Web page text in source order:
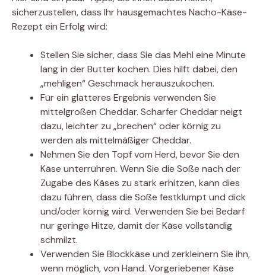
sicherzustellen, dass Ihr hausgemachtes Nacho-Käse-
Rezept ein Erfolg wird:
Stellen Sie sicher, dass Sie das Mehl eine Minute
lang in der Butter kochen. Dies hilft dabei, den
„mehligen“ Geschmack herauszukochen.
Für ein glatteres Ergebnis verwenden Sie
mittelgroßen Cheddar. Scharfer Cheddar neigt
dazu, leichter zu „brechen“ oder körnig zu
werden als mittelmäßiger Cheddar.
Nehmen Sie den Topf vom Herd, bevor Sie den
Käse unterrühren. Wenn Sie die Soße nach der
Zugabe des Käses zu stark erhitzen, kann dies
dazu führen, dass die Soße festklumpt und dick
und/oder körnig wird. Verwenden Sie bei Bedarf
nur geringe Hitze, damit der Käse vollständig
schmilzt.
Verwenden Sie Blockkäse und zerkleinern Sie ihn,
wenn möglich, von Hand. Vorgeriebener Käse